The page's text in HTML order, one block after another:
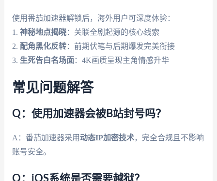
使用番茄加速器解锁后，海外用户可深度体验：
1. 神秘地点揭晓：关联全剧起源的核心线索
2. 配角黑化反转：前期伏笔与后期爆发完美衔接
3. 生死告白名场面 ：4K画质呈现主角情感升华
常见问题解答
Q：使用加速器会被B站封号吗？
A：番茄加速器采用 动态IP加密技术，完全合规且不影响
账号安全。
Q：iOS系统是否需要越狱？